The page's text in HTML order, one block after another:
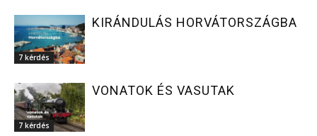
7 kérdés
KIRÁNDULÁS HORVÁTORSZÁGBA
7 kérdés
VONATOK ÉS VASUTAK